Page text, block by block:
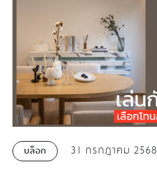
บล็อก 31 กรกฎาคม 2568